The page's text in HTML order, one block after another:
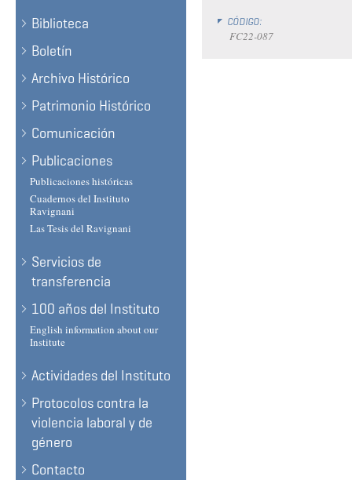
Biblioteca
Boletín
Archivo Histórico
Patrimonio Histórico
Comunicación
Publicaciones
Publicaciones históricas
Cuadernos del Instituto
Ravignani
Las Tesis del Ravignani
Servicios de
transferencia
100 años del Instituto
English information about our
Institute
Actividades del Instituto
Protocolos contra la
violencia laboral y de
género
Contacto
CÓDIGO:
FC22-087